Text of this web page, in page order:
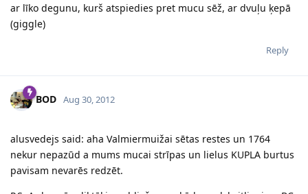
ar līko degunu, kurš atspiedies pret mucu sēž, ar dvuļu ķepā
(giggle)
Reply
BOD Aug 30, 2012
alusvedejs said: aha Valmiermuižai sētas restes un 1764
nekur nepazūd a mums mucai strīpas un lielus KUPLA burtus
pavisam nevarēs redzēt.